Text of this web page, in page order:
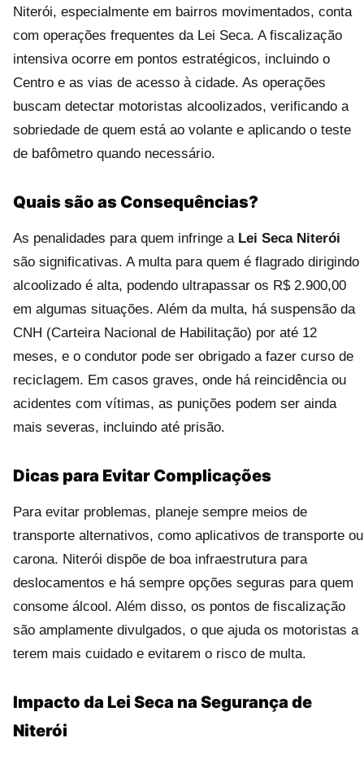
Niterói, especialmente em bairros movimentados, conta
com operações frequentes da Lei Seca. A fiscalização
intensiva ocorre em pontos estratégicos, incluindo o
Centro e as vias de acesso à cidade. As operações
buscam detectar motoristas alcoolizados, verificando a
sobriedade de quem está ao volante e aplicando o teste
de bafômetro quando necessário.
Quais são as Consequências?
As penalidades para quem infringe a Lei Seca Niterói
são significativas. A multa para quem é flagrado dirigindo
alcoolizado é alta, podendo ultrapassar os R$ 2.900,00
em algumas situações. Além da multa, há suspensão da
CNH (Carteira Nacional de Habilitação) por até 12
meses, e o condutor pode ser obrigado a fazer curso de
reciclagem. Em casos graves, onde há reincidência ou
acidentes com vítimas, as punições podem ser ainda
mais severas, incluindo até prisão.
Dicas para Evitar Complicações
Para evitar problemas, planeje sempre meios de
transporte alternativos, como aplicativos de transporte ou
carona. Niterói dispõe de boa infraestrutura para
deslocamentos e há sempre opções seguras para quem
consome álcool. Além disso, os pontos de fiscalização
são amplamente divulgados, o que ajuda os motoristas a
terem mais cuidado e evitarem o risco de multa.
Impacto da Lei Seca na Segurança de
Niterói